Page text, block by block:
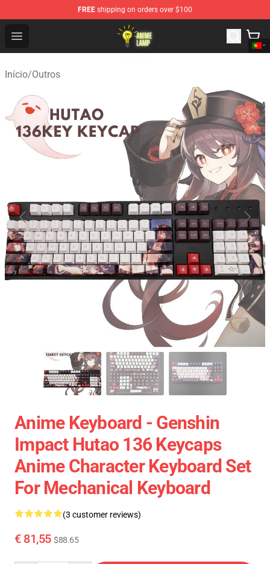
FREE shipping on orders over $100
Open menu
Anime Lamp Shop - The Best Store of Anime Lamp
Início/Outros
Anime Keyboard - Genshin
Impact Hutao 136 Keycaps
Anime Character Keyboard Set
For Mechanical Keyboard
(3 customer reviews)
€ 81,55 $88.65